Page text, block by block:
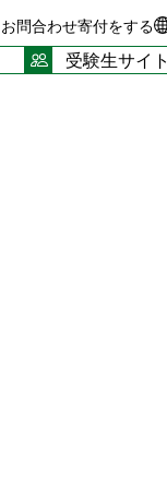
お問合わせ寄付をする
受験生サイト